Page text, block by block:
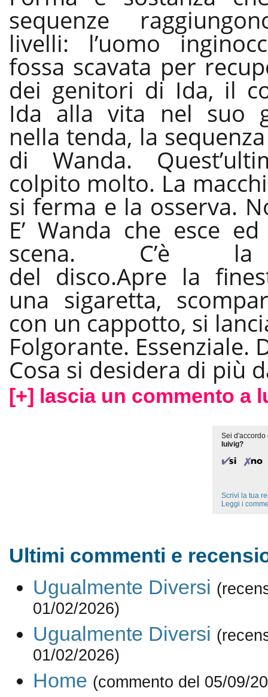
sequenze
livelli: l’uomo
fossa scavata per
dei genitori di Ida, il
Ida alla vita nel suo
nella tenda, la
di Wanda.
colpito molto. La
si ferma e la osserva.
E’ Wanda che esce
scena. C’è la
del disco.Apre la
una sigaretta,
con un cappotto, si
Folgorante. Essenziale.
Cosa si desidera di più
[+] lascia un commento a
Sei d'accordo
luivig?
Scrivi la tua
Leggi i
Ultimi commenti e
Ugualmente Diversi
01/02/2026)
Ugualmente Diversi
01/02/2026)
Home (commento del 05/09/